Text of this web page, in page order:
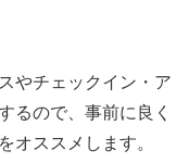
やチェックイン・ア
るので、事前に良く
オススメします。